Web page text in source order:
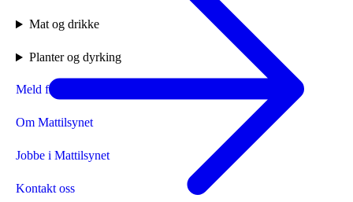
Mat og drikke
Planter og dyrking
Meld fra til Mattilsynet
Om Mattilsynet
Jobbe i Mattilsynet
Kontakt oss